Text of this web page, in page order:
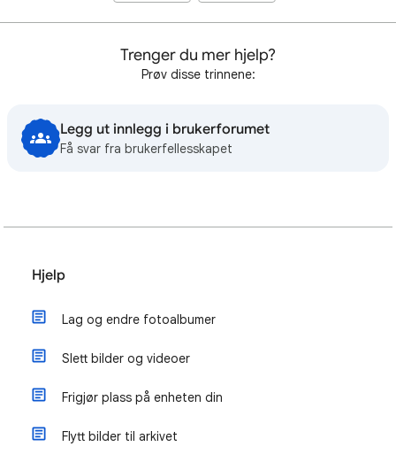
Trenger du mer hjelp?
Prøv disse trinnene:
Legg ut innlegg i brukerforumet
Få svar fra brukerfellesskapet
Hjelp
Lag og endre fotoalbumer
Slett bilder og videoer
Frigjør plass på enheten din
Flytt bilder til arkivet